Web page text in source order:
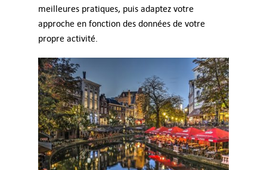
meilleures pratiques, puis adaptez votre
approche en fonction des données de votre
propre activité.